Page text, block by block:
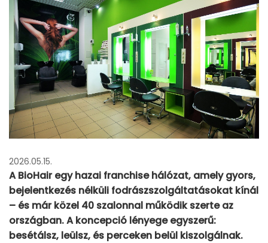
2026.05.15.
A BioHair egy hazai franchise hálózat, amely gyors,
bejelentkezés nélküli fodrászszolgáltatásokat kínál
– és már közel 40 szalonnal működik szerte az
országban. A koncepció lényege egyszerű:
besétálsz, leülsz, és perceken belül kiszolgálnak.